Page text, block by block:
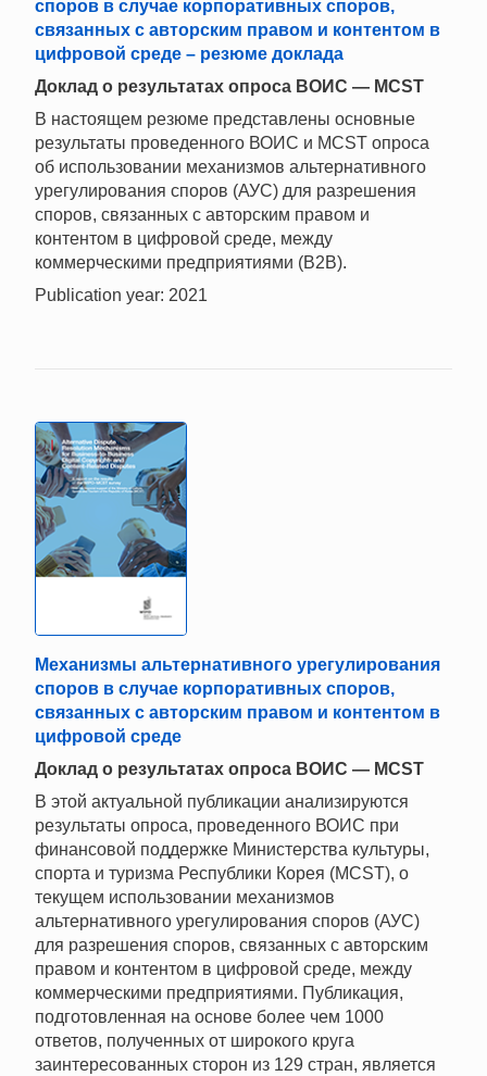
споров в случае корпоративных споров,
связанных с авторским правом и контентом в
цифровой среде – резюме доклада
Доклад о результатах опроса ВОИС — MCST
В настоящем резюме представлены основные
результаты проведенного ВОИС и MCST опроса
об использовании механизмов альтернативного
урегулирования споров (АУС) для разрешения
споров, связанных с авторским правом и
контентом в цифровой среде, между
коммерческими предприятиями (B2B).
Publication year: 2021
Механизмы альтернативного урегулирования
споров в случае корпоративных споров,
связанных с авторским правом и контентом в
цифровой среде
Доклад о результатах опроса ВОИС — MCST
В этой актуальной публикации анализируются
результаты опроса, проведенного ВОИС при
финансовой поддержке Министерства культуры,
спорта и туризма Республики Корея (MCST), о
текущем использовании механизмов
альтернативного урегулирования споров (АУС)
для разрешения споров, связанных с авторским
правом и контентом в цифровой среде, между
коммерческими предприятиями. Публикация,
подготовленная на основе более чем 1000
ответов, полученных от широкого круга
заинтересованных сторон из 129 стран, является